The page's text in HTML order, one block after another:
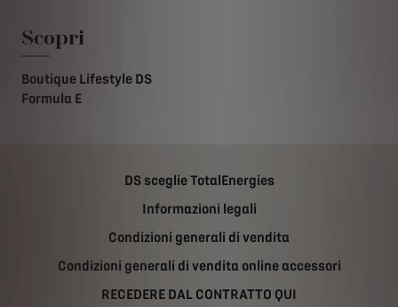
Scopri
Boutique Lifestyle DS
Formula E
DS sceglie TotalEnergies
Informazioni legali
Condizioni generali di vendita
Condizioni generali di vendita online accessori
RECEDERE DAL CONTRATTO QUI